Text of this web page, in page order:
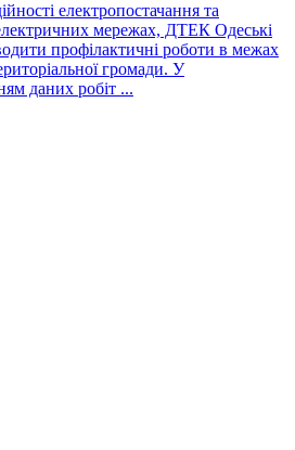
електропостачання та
мережах, ДТЕК Одеські
профілактичні роботи в межах
громади. У
даних робіт ...